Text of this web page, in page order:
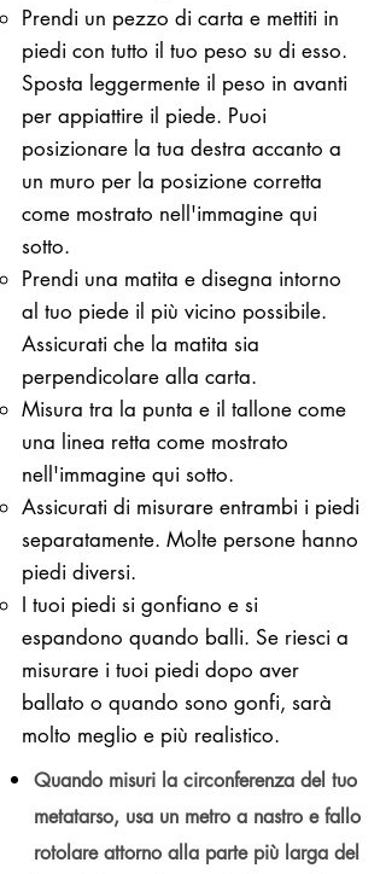
Prendi un pezzo di carta e mettiti in
piedi con tutto il tuo peso su di esso. ​
Sposta leggermente il peso in avanti
per appiattire il piede. Puoi
posizionare la tua destra accanto a
un muro per la posizione corretta
come mostrato nell'immagine qui
sotto.
Prendi una matita e disegna intorno
al tuo piede il più vicino possibile.
Assicurati che la matita sia
perpendicolare alla carta.
Misura tra la punta e il tallone come
una linea retta come mostrato
nell'immagine qui sotto.
Assicurati di misurare entrambi i piedi
separatamente. Molte persone hanno
piedi diversi.
I tuoi piedi si gonfiano e si
espandono quando balli. Se riesci a
misurare i tuoi piedi dopo aver
ballato o quando sono gonfi, sarà
molto meglio e più realistico.
Quando misuri la circonferenza del tuo
metatarso, usa un metro a nastro e fallo
rotolare attorno alla parte più larga del